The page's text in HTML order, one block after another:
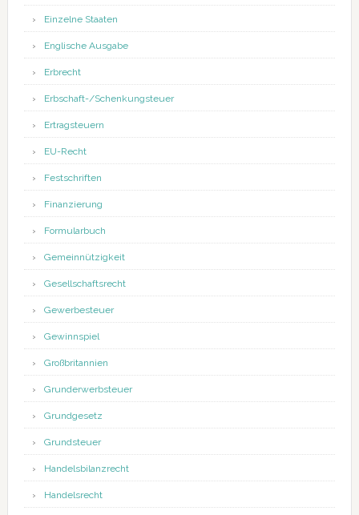
Einzelne Staaten
Englische Ausgabe
Erbrecht
Erbschaft-/Schenkungsteuer
Ertragsteuern
EU-Recht
Festschriften
Finanzierung
Formularbuch
Gemeinnützigkeit
Gesellschaftsrecht
Gewerbesteuer
Gewinnspiel
Großbritannien
Grunderwerbsteuer
Grundgesetz
Grundsteuer
Handelsbilanzrecht
Handelsrecht